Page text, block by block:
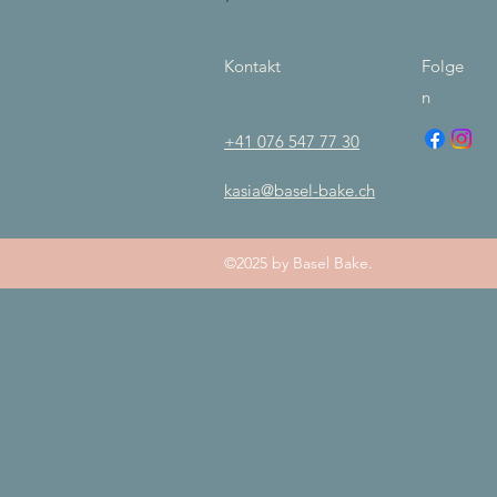
Kontakt
+41 076 547 77 30
Folge
n
kasia@basel-bake.ch
©2025 by Basel Bake.